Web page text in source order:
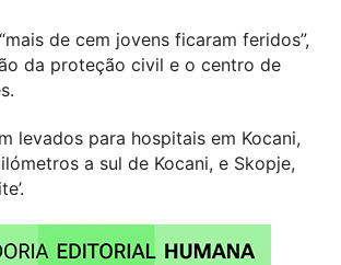
de cem jovens ficaram feridos”,
da proteção civil e o centro de
levados para hospitais em Kocani,
a sul de Kocani, e Skopje,